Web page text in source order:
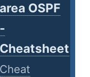
area OSPF
-
Cheatsheet
Cheat